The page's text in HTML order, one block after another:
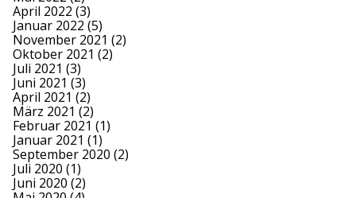
April 2022 (3)
Januar 2022 (5)
November 2021 (2)
Oktober 2021 (2)
Juli 2021 (3)
Juni 2021 (3)
April 2021 (2)
März 2021 (2)
Februar 2021 (1)
Januar 2021 (1)
September 2020 (2)
Juli 2020 (1)
Juni 2020 (2)